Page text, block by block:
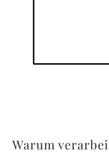
Warum